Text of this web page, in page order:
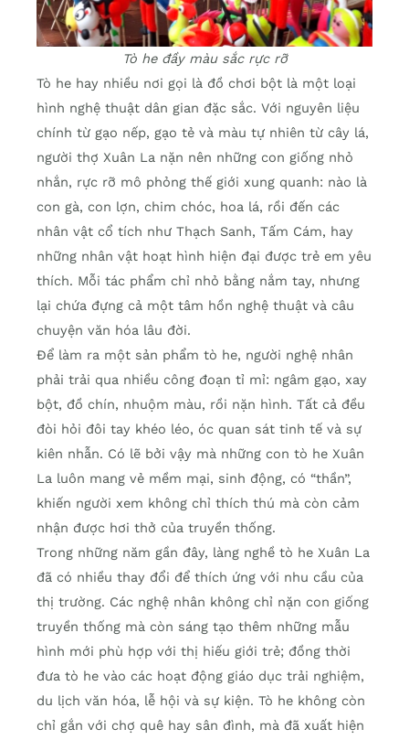
Tò he đầy màu sắc rực rỡ
Tò he hay nhiều nơi gọi là đồ chơi bột là một loại
hình nghệ thuật dân gian đặc sắc. Với nguyên liệu
chính từ gạo nếp, gạo tẻ và màu tự nhiên từ cây lá,
người thợ Xuân La nặn nên những con giống nhỏ
nhắn, rực rỡ mô phỏng thế giới xung quanh: nào là
con gà, con lợn, chim chóc, hoa lá, rồi đến các
nhân vật cổ tích như Thạch Sanh, Tấm Cám, hay
những nhân vật hoạt hình hiện đại được trẻ em yêu
thích. Mỗi tác phẩm chỉ nhỏ bằng nắm tay, nhưng
lại chứa đựng cả một tâm hồn nghệ thuật và câu
chuyện văn hóa lâu đời.
Để làm ra một sản phẩm tò he, người nghệ nhân
phải trải qua nhiều công đoạn tỉ mỉ: ngâm gạo, xay
bột, đồ chín, nhuộm màu, rồi nặn hình. Tất cả đều
đòi hỏi đôi tay khéo léo, óc quan sát tinh tế và sự
kiên nhẫn. Có lẽ bởi vậy mà những con tò he Xuân
La luôn mang vẻ mềm mại, sinh động, có “thần”,
khiến người xem không chỉ thích thú mà còn cảm
nhận được hơi thở của truyền thống.
Trong những năm gần đây, làng nghề tò he Xuân La
đã có nhiều thay đổi để thích ứng với nhu cầu của
thị trường. Các nghệ nhân không chỉ nặn con giống
truyền thống mà còn sáng tạo thêm những mẫu
hình mới phù hợp với thị hiếu giới trẻ; đồng thời
đưa tò he vào các hoạt động giáo dục trải nghiệm,
du lịch văn hóa, lễ hội và sự kiện. Tò he không còn
chỉ gắn với chợ quê hay sân đình, mà đã xuất hiện